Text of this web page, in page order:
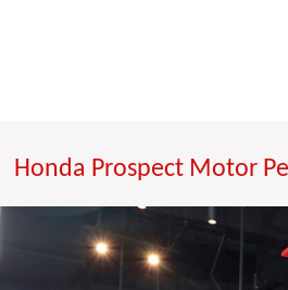
Honda Prospect Motor